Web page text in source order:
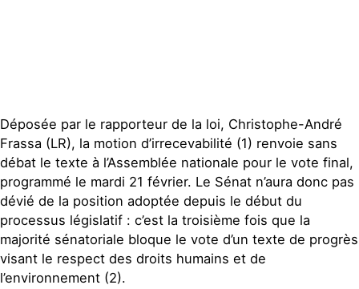
Déposée par le rapporteur de la loi, Christophe-André
Frassa (LR), la motion d’irrecevabilité (1) renvoie sans
débat le texte à l’Assemblée nationale pour le vote final,
programmé le mardi 21 février. Le Sénat n’aura donc pas
dévié de la position adoptée depuis le début du
processus législatif : c’est la troisième fois que la
majorité sénatoriale bloque le vote d’un texte de progrès
visant le respect des droits humains et de
l’environnement (2).